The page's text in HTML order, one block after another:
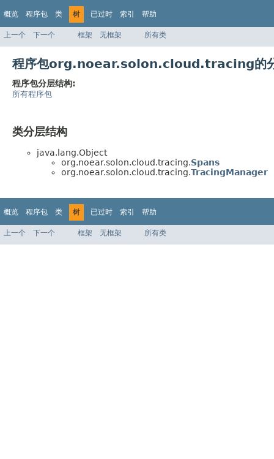
概览 程序包 类 树 已过时 索引 帮助
上一个 下一个 框架 无框架 所有类
程序包org.noear.solon.cloud.tracing的
程序包分层结构:
所有程序包
类分层结构
java.lang.Object
org.noear.solon.cloud.tracing.Spans
org.noear.solon.cloud.tracing.TracingManager
概览 程序包 类 树 已过时 索引 帮助
上一个 下一个 框架 无框架 所有类